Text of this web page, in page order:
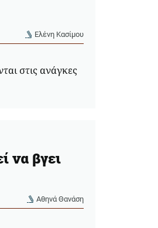
Ελένη Κασίμου
στις ανάγκες
να βγει
Αθηνά Θανάση